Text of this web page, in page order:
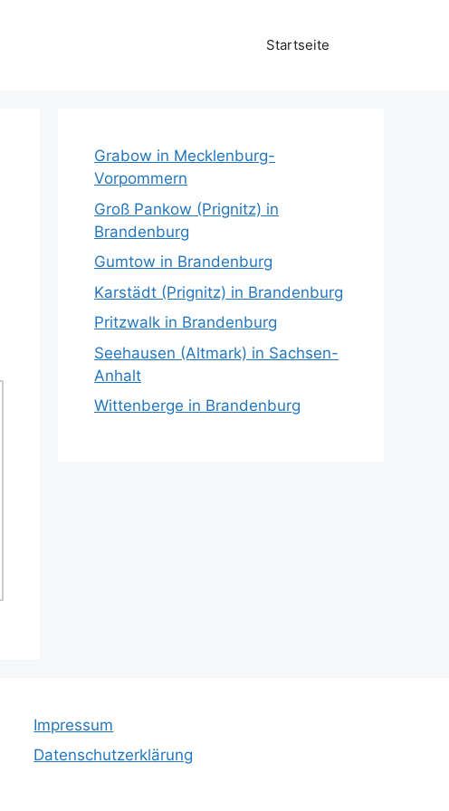
Startseite
Grabow in Mecklenburg-
Vorpommern
Groß Pankow (Prignitz) in
Brandenburg
Gumtow in Brandenburg
Karstädt (Prignitz) in Brandenburg
Pritzwalk in Brandenburg
Seehausen (Altmark) in Sachsen-
Anhalt
Wittenberge in Brandenburg
Impressum
Datenschutzerklärung